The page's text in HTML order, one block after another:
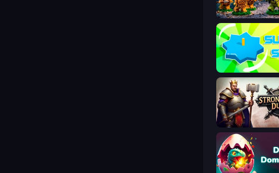
Age of Heroes
Super Spin
Stronghold Dude